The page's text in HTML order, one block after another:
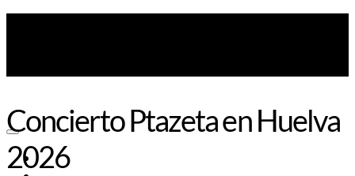
Noticias
Concierto Ptazeta en Huelva
2026